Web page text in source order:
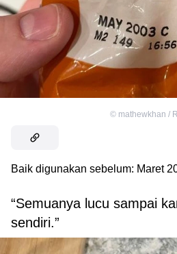
© mathewkhan /
Baik digunakan sebelum: Maret
“Semuanya lucu sampai
sendiri.”